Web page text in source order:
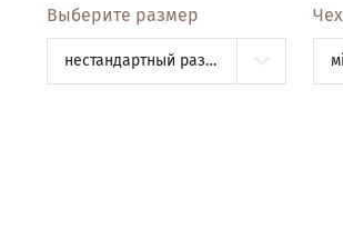
Выберите размер
нестандартный размер за м2x